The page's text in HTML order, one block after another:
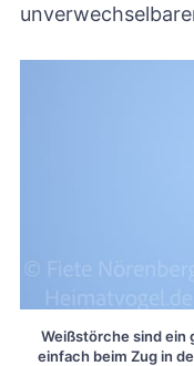
Weißstörche sind ein
einfach beim Zug in